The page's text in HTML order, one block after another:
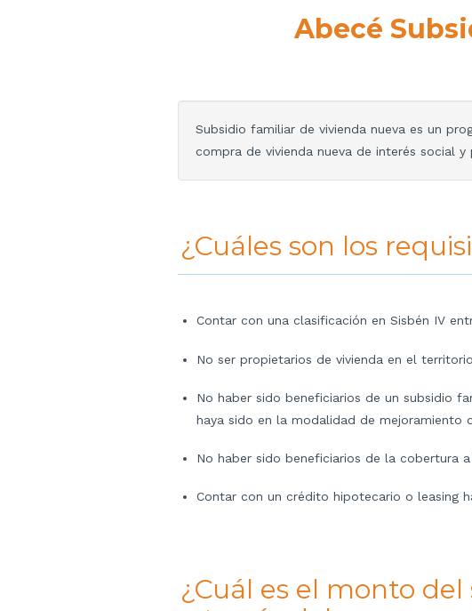
Abecé
Subsidio familiar de vivienda nueva es un
compra de vivienda nueva de interés social
¿Cuáles son los
Contar con una clasificación en Sisbén IV
No ser propietarios de vivienda en el
No haber sido beneficiarios de un subsidio
haya sido en la modalidad de mejoramiento
No haber sido beneficiarios de la cobertura
Contar con un crédito hipotecario o leasing
¿Cuál es el monto